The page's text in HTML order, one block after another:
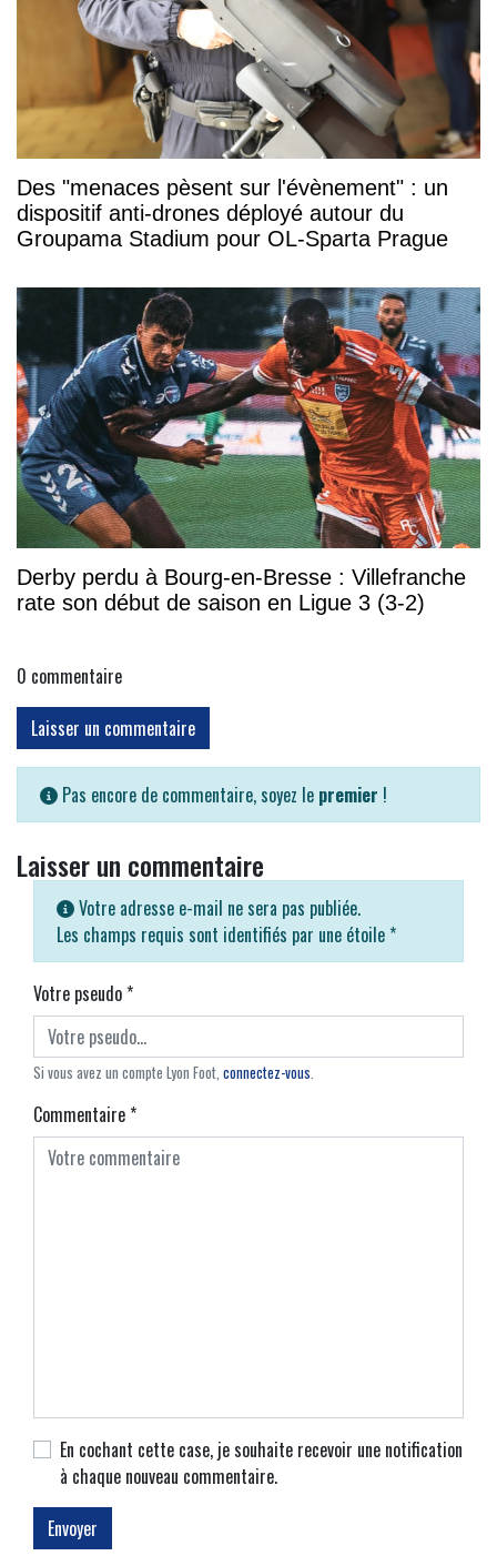
Des "menaces pèsent sur l'évènement" : un
dispositif anti-drones déployé autour du
Groupama Stadium pour OL-Sparta Prague
Derby perdu à Bourg-en-Bresse : Villefranche
rate son début de saison en Ligue 3 (3-2)
0 commentaire
Laisser un commentaire
Pas encore de commentaire, soyez le premier !
Laisser un commentaire
Votre adresse e-mail ne sera pas publiée.
Les champs requis sont identifiés par une étoile *
Votre pseudo*
Si vous avez un compte Lyon Foot, connectez-vous.
Commentaire*
En cochant cette case, je souhaite recevoir une notification
à chaque nouveau commentaire.